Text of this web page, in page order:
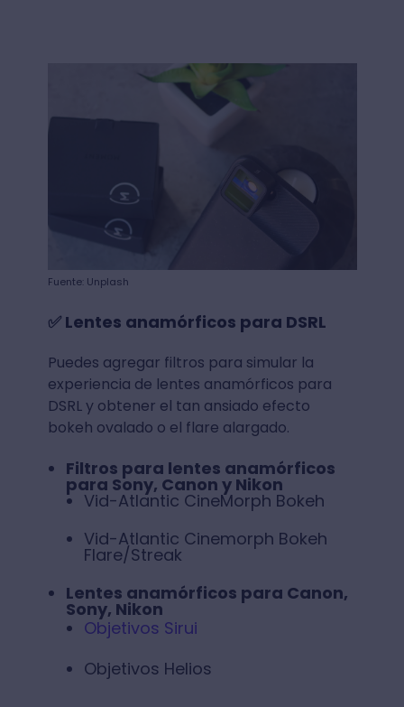
Fuente: Unplash
✅ Lentes anamórficos para DSRL
Puedes agregar filtros para simular la
experiencia de lentes anamórficos para
DSRL y obtener el tan ansiado efecto
bokeh ovalado o el flare alargado.
Filtros para lentes anamórficos
para Sony, Canon y Nikon
Vid-Atlantic CineMorph Bokeh
Vid-Atlantic Cinemorph Bokeh
Flare/Streak
Lentes anamórficos para Canon,
Sony, Nikon
Objetivos Sirui
Objetivos Helios